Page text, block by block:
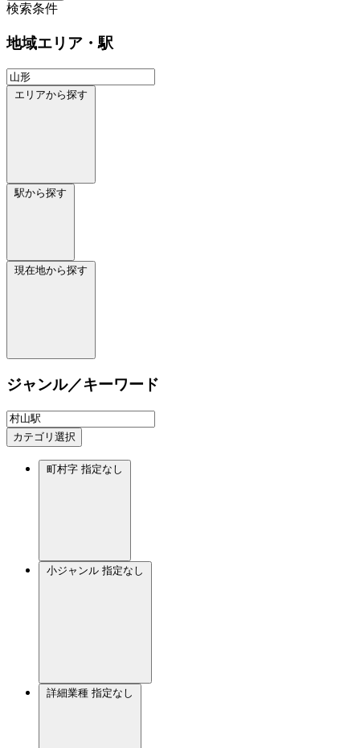
検索条件
地域エリア・駅
エリアから探す
駅から探す
現在地から探す
ジャンル／キーワード
カテゴリ選択
町村字 指定なし
小ジャンル 指定なし
詳細業種 指定なし